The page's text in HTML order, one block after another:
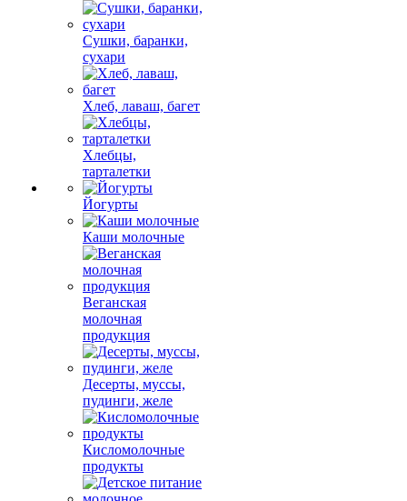
Сушки, баранки,
сухари
Хлеб, лаваш, багет
Хлебцы,
тарталетки
Йогурты
Каши молочные
Веганская
молочная
продукция
Десерты, муссы,
пудинги, желе
Кисломолочные
продукты